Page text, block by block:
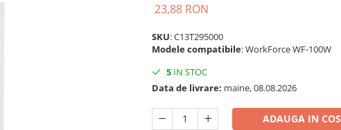
23,88 RON
SKU: C13T295000
Modele compatibile: WorkForce WF-100W
5 IN STOC
Data de livrare: maine, 08.08.2026
ADAUGA IN COS